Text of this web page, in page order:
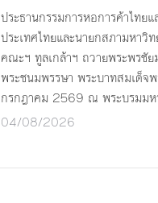
ประธานกรรมการหอการค้าไทย
ประเทศไทยและนายกสภามหาวิ
คณะฯ ทูลเกล้าฯ ถวายพระพรชัย
พระชนมพรรษา พระบาทสมเด็จ
กรกฎาคม 2569 ณ พระบรมมห
04/08/2026